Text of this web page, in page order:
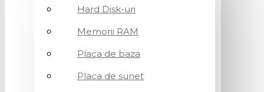
Hard Disk-uri
Memorii RAM
Placa de baza
Placa de sunet